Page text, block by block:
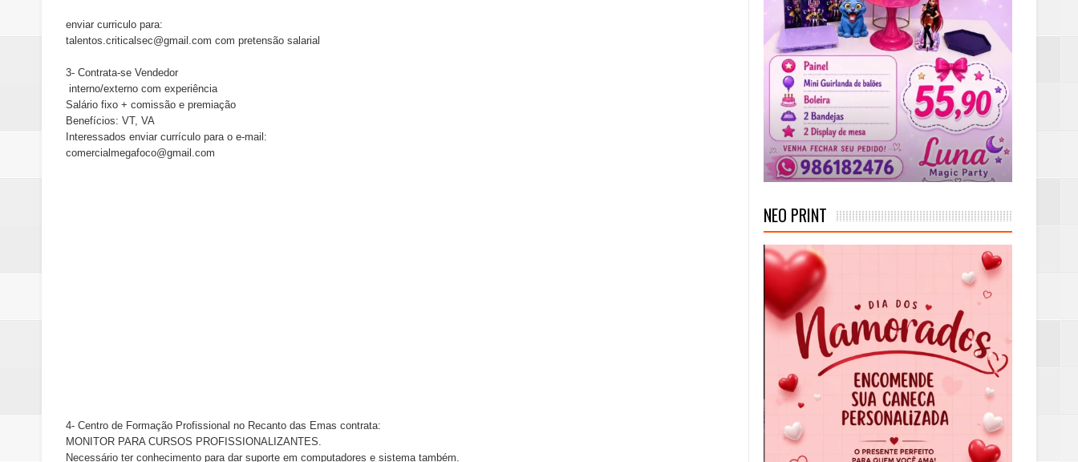
enviar curriculo para:
talentos.criticalsec@gmail.com com pretensão salarial
3- Contrata-se Vendedor
interno/externo com experiência
Salário fixo + comissão e premiação
Benefícios: VT, VA
Interessados enviar currículo para o e-mail:
comercialmegafoco@gmail.com
4- Centro de Formação Profissional no Recanto das Emas contrata:
MONITOR PARA CURSOS PROFISSIONALIZANTES.
Necessário ter conhecimento para dar suporte em computadores e sistema também.
NEO PRINT